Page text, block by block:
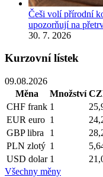
Češi volí přírodní
upozorňují na
30. 7. 2026
Kurzovní lístek
09.08.2026
Měna
Množství
CHF frank 1
EUR euro 1
GBP libra 1
PLN zlotý 1
USD dolar 1
Všechny měny